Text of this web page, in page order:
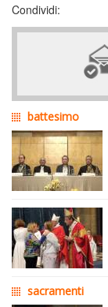
Condividi:
battesimo
sacramenti